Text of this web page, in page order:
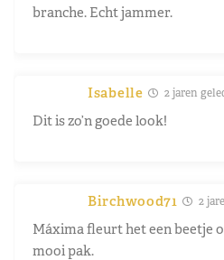
branche. Echt jammer.
Isabelle 2 jaren
Dit is zo’n goede look!
Birchwood71 2
Máxima fleurt het een beetje
mooi pak.